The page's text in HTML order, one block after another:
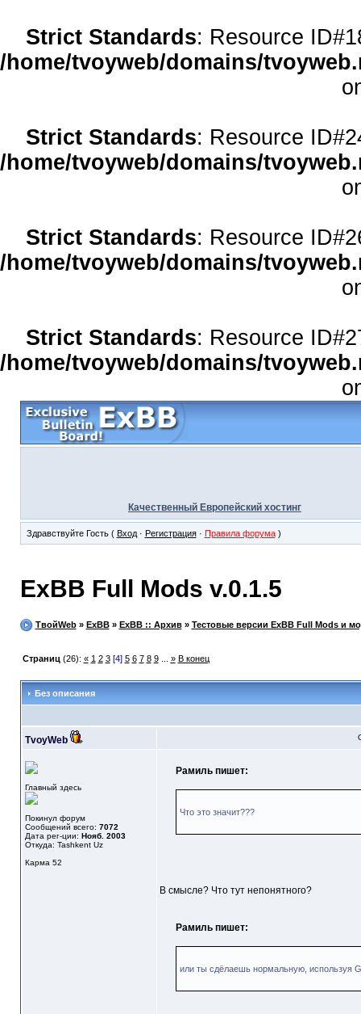
Strict Standards: Resource
/home/tvoyweb/domains/
Strict Standards: Resource
/home/tvoyweb/domains/
Strict Standards: Resource
/home/tvoyweb/domains/
Strict Standards: Resource
/home/tvoyweb/domains/
Качественный Европейский хостинг
Здравствуйте Гость ( Вход· Регистрация· Правила форума)
ExBB Full Mods v.0.1.5
ТвойWeb» ExBB» ExBB :: Архив» Тестовые версии ExBB Full Mods и
Страниц (26): « 1 2 3 [4] 5 6 7 8 9... » В конец
Без описания
TvoyWeb
Главный здесь
Покинул форум
Сообщений всего: 7072
Дата рег-ции: Нояб. 2003
Откуда: Tashkent Uz
Карма 52
Рамиль пишет:
Что это значит???
В смысле? Что тут непонятного?
Рамиль пишет:
или ты сдёлаешь нормальную, используя